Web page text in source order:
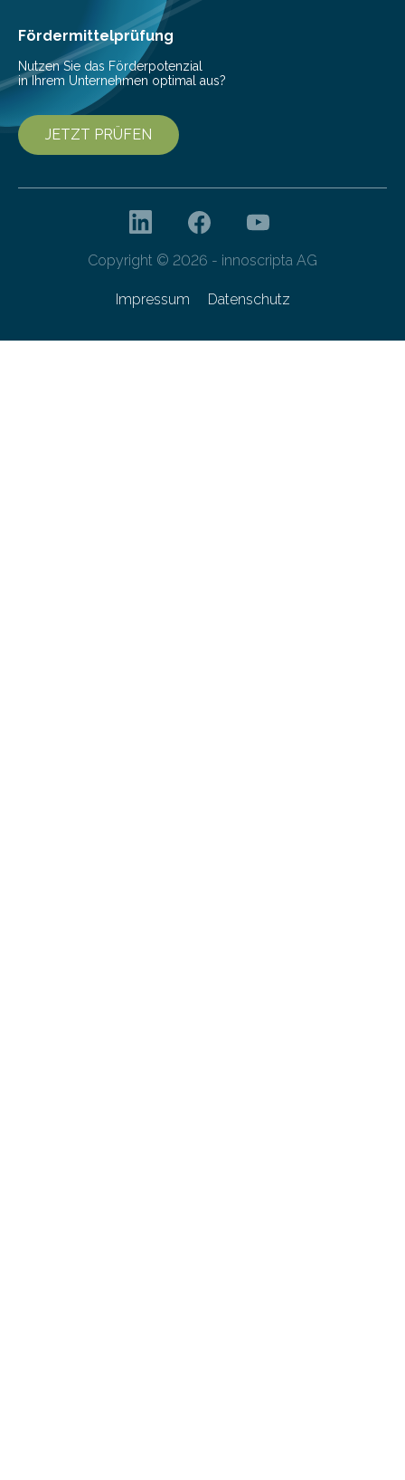
Ernährung zu sichern. Ohne sie besteht die weltweite
Gefahr erheblicher…
Fördermittelprüfung
Nutzen Sie das Förderpotenzial
in Ihrem Unternehmen optimal aus?
JETZT PRÜFEN
Copyright © 2026 - innoscripta AG
Impressum Datenschutz